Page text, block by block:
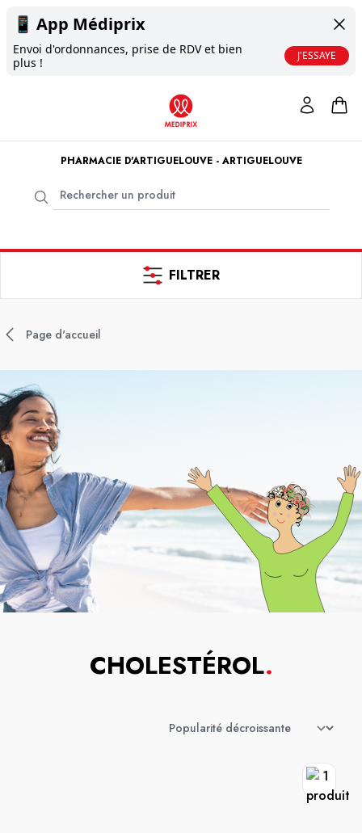
📱 App Médiprix
Envoi d'ordonnances, prise de RDV et bien
plus !
J'ESSAYE
PHARMACIE D'ARTIGUELOUVE - ARTIGUELOUVE
FILTRER
Page d'accueil
CHOLESTÉROL.